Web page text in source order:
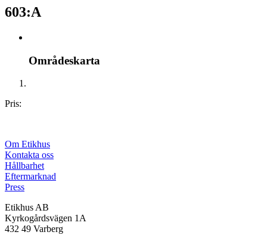
603:A
Områdeskarta
Pris:
Om Etikhus
Kontakta oss
Hållbarhet
Eftermarknad
Press
Etikhus AB
Kyrkogårdsvägen 1A
432 49 Varberg